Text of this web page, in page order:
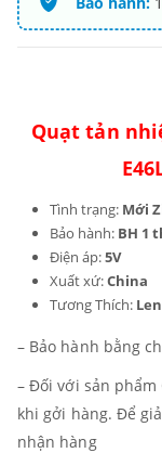
Quạt tản
Tình trạng: Mới
Bảo hành: BH 1
Điện áp:5V
Xuất xứ:China
Tương Thích:
– Bảo hành bằng
– Đối với sản
khi gởi hàng. Để
nhận hàng